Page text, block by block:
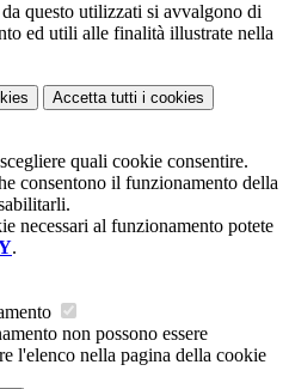
questo utilizzati si avvalgono di
ed utili alle finalità illustrate nella
Accetta tutti i cookies
quali cookie consentire.
consentono il funzionamento della
necessari al funzionamento potete
.
non possono essere
l'elenco nella pagina della cookie